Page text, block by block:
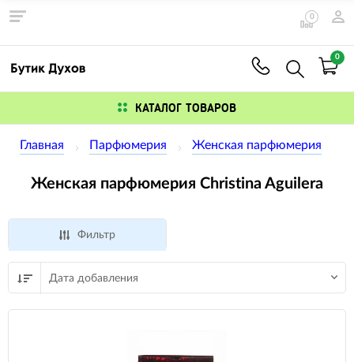
0
0
КАТАЛОГ ТОВАРОВ
Главная Парфюмерия Женская парфюмерия
Женская парфюмерия Christina Aguilera
Фильтр
Дата добавления